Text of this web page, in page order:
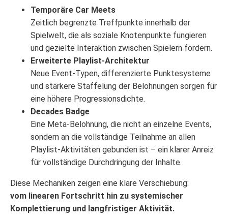
Temporäre Car Meets
Zeitlich begrenzte Treffpunkte innerhalb der
Spielwelt, die als soziale Knotenpunkte fungieren
und gezielte Interaktion zwischen Spielern fördern.
Erweiterte Playlist-Architektur
Neue Event-Typen, differenzierte Punktesysteme
und stärkere Staffelung der Belohnungen sorgen für
eine höhere Progressionsdichte.
Decades Badge
Eine Meta-Belohnung, die nicht an einzelne Events,
sondern an die vollständige Teilnahme an allen
Playlist-Aktivitäten gebunden ist – ein klarer Anreiz
für vollständige Durchdringung der Inhalte.
Diese Mechaniken zeigen eine klare Verschiebung:
vom linearen Fortschritt hin zu systemischer
Komplettierung und langfristiger Aktivität.